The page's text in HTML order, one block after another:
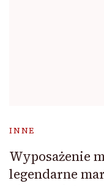
INNE
Wyposażenie
legendarne